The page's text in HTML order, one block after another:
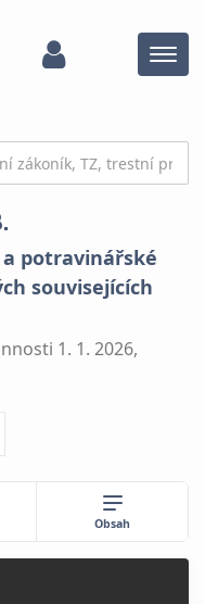
Menu
potravinářské
souvisejících
1. 1. 2026,
Obsah